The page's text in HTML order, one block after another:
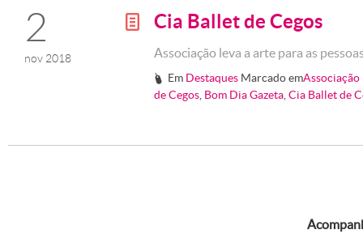
2
nov 2018
g Cia Ballet de Cegos
Associação leva a arte para as
# Em Destaques Marcado em
de Cegos Bom Dia Gazeta Cia Ballet de